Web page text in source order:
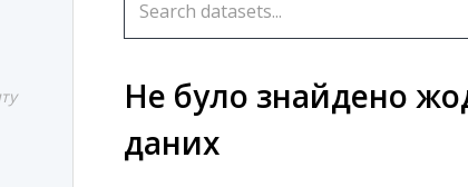
Не було знайдено
даних